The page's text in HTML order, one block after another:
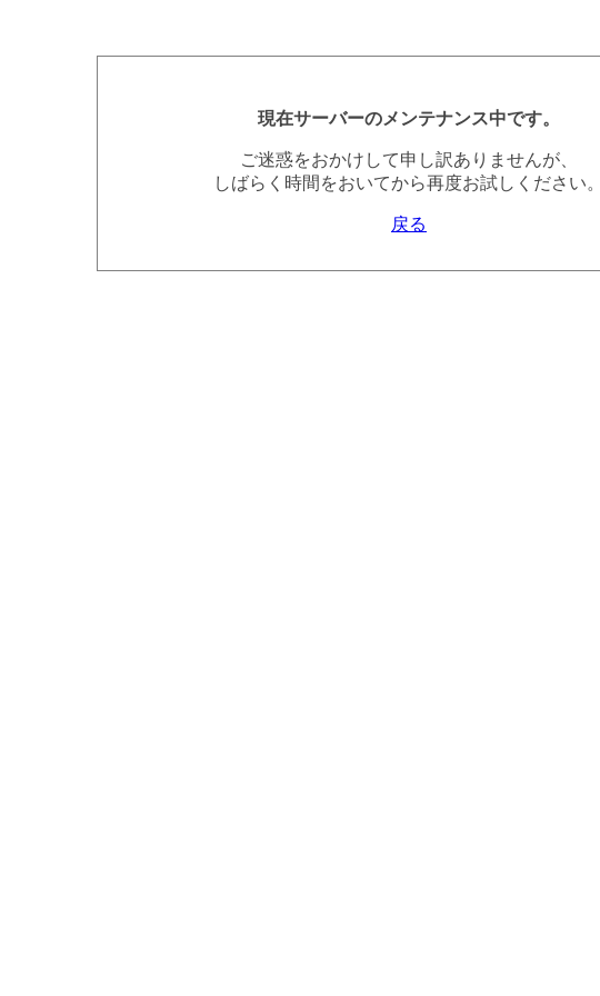
現在サーバーのメンテナンス中です。
ご迷惑をおかけして申し訳ありませんが、
しばらく時間をおいてから再度お試しください。
戻る